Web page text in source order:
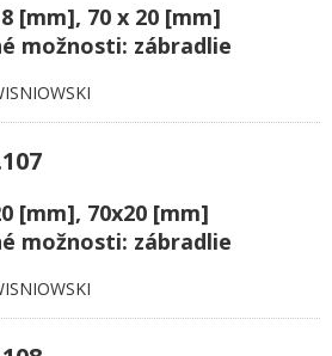
[mm], 70 x 20 [mm]
možnosti: zábradlie
[mm], 70x20 [mm]
možnosti: zábradlie